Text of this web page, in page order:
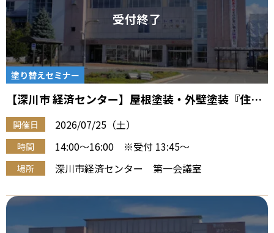
塗り替えセミナー
【深川市 経済センター】屋根塗装・外壁塗装『住宅
塗り替え勉強会』（7/25 午後）
開催日 2026/07/25（土）
時間 14:00～16:00 ※受付 13:45～
場所 深川市経済センター 第一会議室